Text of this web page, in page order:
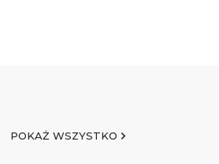
POKAŻ WSZYSTKO